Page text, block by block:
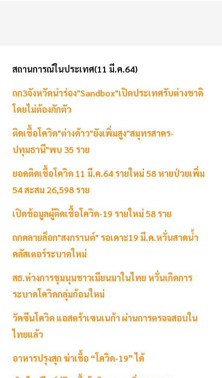
สถานการณ์ในประเทศ(11 มี.ค.64)
ถก3จังหวัดนำร่อง"Sandbox"เปิดประเทศรับต่างชาติ
โดยไม่ต้องกักตัว
ติดเชื้อโควิด"ต่างด้าว"ยังเพิ่มสูง"สมุทรสาคร-
ปทุมธานี"พบ 35 ราย
ยอดติดเชื้อโควิด 11 มี.ค.64 รายใหม่ 58 หายป่วยเพิ่ม
54 สะสม 26,598 ราย
เปิดข้อมูลผู้ติดเชื้อโควิด-19 รายใหม่ 58 ราย
ถกคลายล็อก"สงกรานต์" รอเคาะ19 มี.ค.หวั่นสาดน้ำ
คลัสเตอร์ระบาดใหม่
สธ.ห่วงการชุมนุมชาวเมียนมาในไทย หวั่นเกิดการ
ระบาดโควิดกลุ่มก้อนใหม่
วัคซีนโควิด แอสตร้าเซนเนก้า ผ่านการตรจจสอบใน
ไทยแล้ว
อาหารปรุงสุก ฆ่าเชื้อ “โควิด-19” ได้